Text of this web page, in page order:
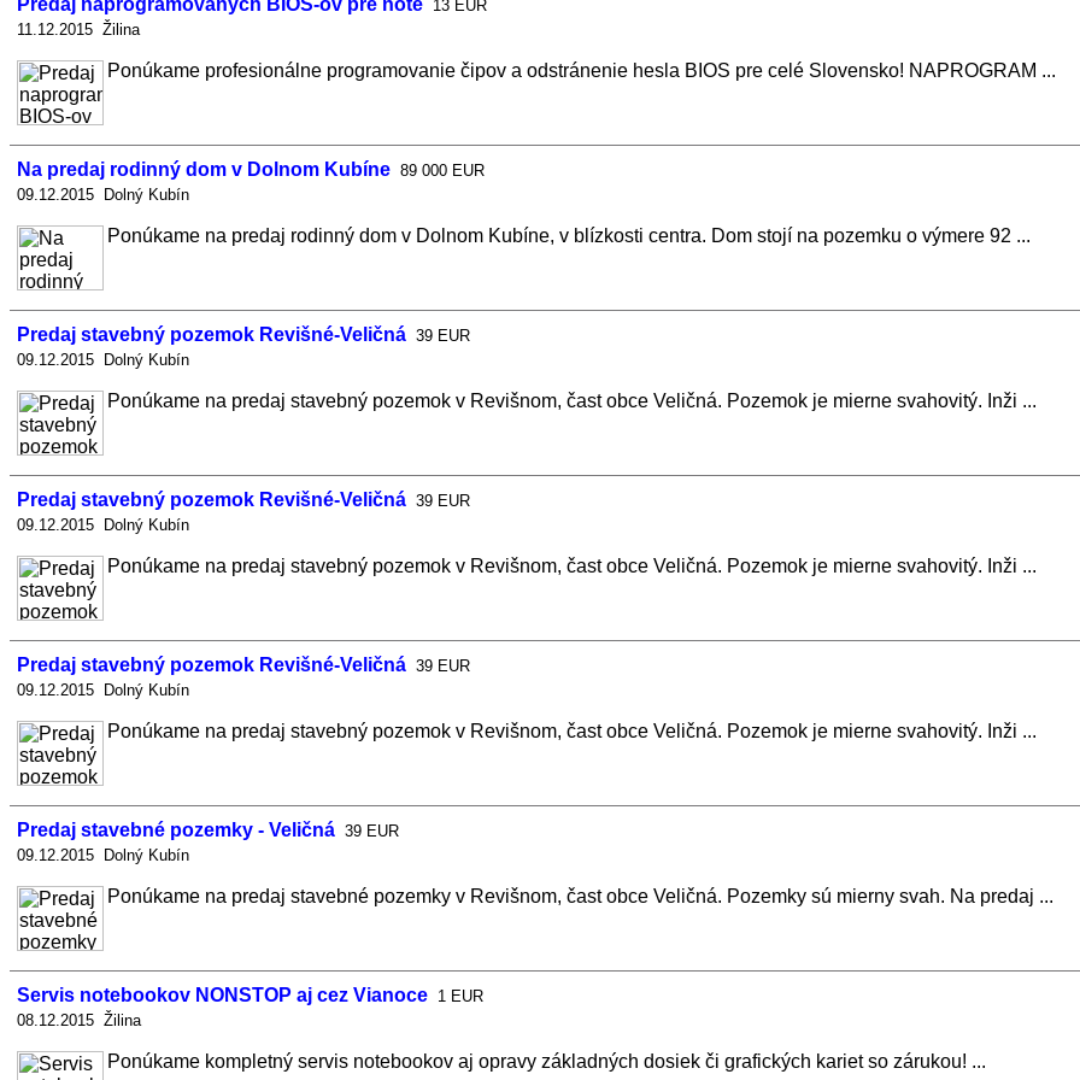
Predaj naprogramovaných BIOS-ov pre note 13 EUR
11.12.2015 Žilina
Ponúkame profesionálne programovanie čipov a odstránenie hesla BIOS pre celé Slovensko! NAPROGRAM ...
Na predaj rodinný dom v Dolnom Kubíne 89 000 EUR
09.12.2015 Dolný Kubín
Ponúkame na predaj rodinný dom v Dolnom Kubíne, v blízkosti centra. Dom stojí na pozemku o výmere 92 ...
Predaj stavebný pozemok Revišné-Veličná 39 EUR
09.12.2015 Dolný Kubín
Ponúkame na predaj stavebný pozemok v Revišnom, čast obce Veličná. Pozemok je mierne svahovitý. Inži ...
Predaj stavebný pozemok Revišné-Veličná 39 EUR
09.12.2015 Dolný Kubín
Ponúkame na predaj stavebný pozemok v Revišnom, čast obce Veličná. Pozemok je mierne svahovitý. Inži ...
Predaj stavebný pozemok Revišné-Veličná 39 EUR
09.12.2015 Dolný Kubín
Ponúkame na predaj stavebný pozemok v Revišnom, čast obce Veličná. Pozemok je mierne svahovitý. Inži ...
Predaj stavebné pozemky - Veličná 39 EUR
09.12.2015 Dolný Kubín
Ponúkame na predaj stavebné pozemky v Revišnom, čast obce Veličná. Pozemky sú mierny svah. Na predaj ...
Servis notebookov NONSTOP aj cez Vianoce 1 EUR
08.12.2015 Žilina
Ponúkame kompletný servis notebookov aj opravy základných dosiek či grafických kariet so zárukou! ...